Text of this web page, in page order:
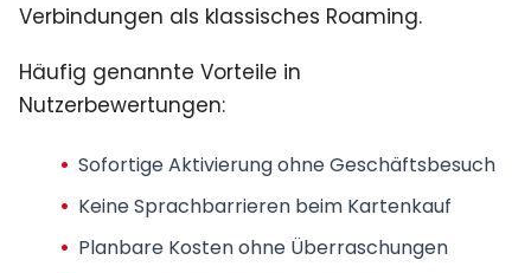
Verbindungen als klassisches Roaming.
Häufig genannte Vorteile in
Nutzerbewertungen:
Sofortige Aktivierung ohne Geschäftsbesuch
Keine Sprachbarrieren beim Kartenkauf
Planbare Kosten ohne Überraschungen